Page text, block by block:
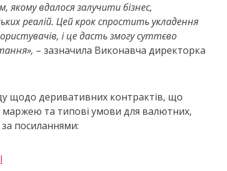
вдалося залучити бізнес,
реалій. Цей крок спростить укладення
і це дасть змогу суттєво
– зазначила Виконавча директорка
щодо деривативних контрактів, що
маржею та типові умови для валютних,
посиланнями: